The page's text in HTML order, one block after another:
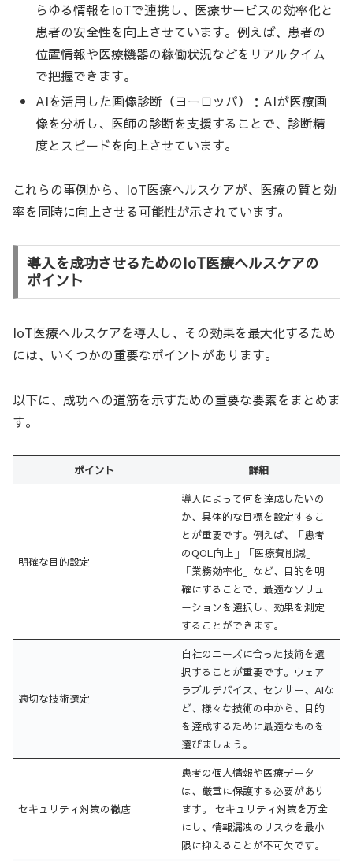
らゆる情報をIoTで連携し、医療サービスの効率化と
患者の安全性を向上させています。例えば、患者の
位置情報や医療機器の稼働状況などをリアルタイム
で把握できます。
AIを活用した画像診断（ヨーロッパ）：AIが医療画
像を分析し、医師の診断を支援することで、診断精
度とスピードを向上させています。
これらの事例から、IoT医療ヘルスケアが、医療の質と効
率を同時に向上させる可能性が示されています。
導入を成功させるためのIoT医療ヘルスケアの
ポイント
IoT医療ヘルスケアを導入し、その効果を最大化するため
には、いくつかの重要なポイントがあります。
以下に、成功への道筋を示すための重要な要素をまとめま
す。
ポイント 詳細
明確な目的設定
導入によって何を達成したいの
か、具体的な目標を設定するこ
とが重要です。例えば、「患者
のQOL向上」「医療費削減」
「業務効率化」など、目的を明
確にすることで、最適なソリュ
ーションを選択し、効果を測定
することができます。
適切な技術選定
自社のニーズに合った技術を選
択することが重要です。ウェア
ラブルデバイス、センサー、AIな
ど、様々な技術の中から、目的
を達成するために最適なものを
選びましょう。
セキュリティ対策の徹底
患者の個人情報や医療データ
は、厳重に保護する必要があり
ます。 セキュリティ対策を万全
にし、情報漏洩のリスクを最小
限に抑えることが不可欠です。